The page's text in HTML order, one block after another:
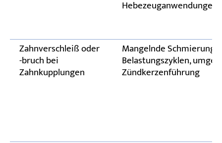
Hebezeuganwendungen
Zahnverschleiß oder
-bruch bei
Zahnkupplungen
Mangelnde Schmierung,
Belastungszyklen,
Zündkerzenführung